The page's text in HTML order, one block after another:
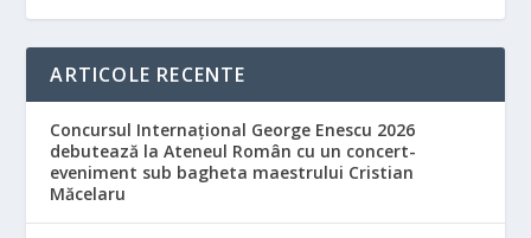
ARTICOLE RECENTE
Concursul Internațional George Enescu 2026
debutează la Ateneul Român cu un concert-
eveniment sub bagheta maestrului Cristian
Măcelaru